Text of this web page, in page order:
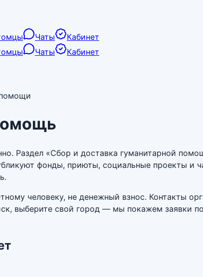
Чаты
Кабинет
Чаты
Кабинет
Раздел «Сбор и доставка гуманитарной
фонды, приюты, социальные проекты и
человеку, не денежный взнос. Контакты
выберите свой город — мы покажем заявки